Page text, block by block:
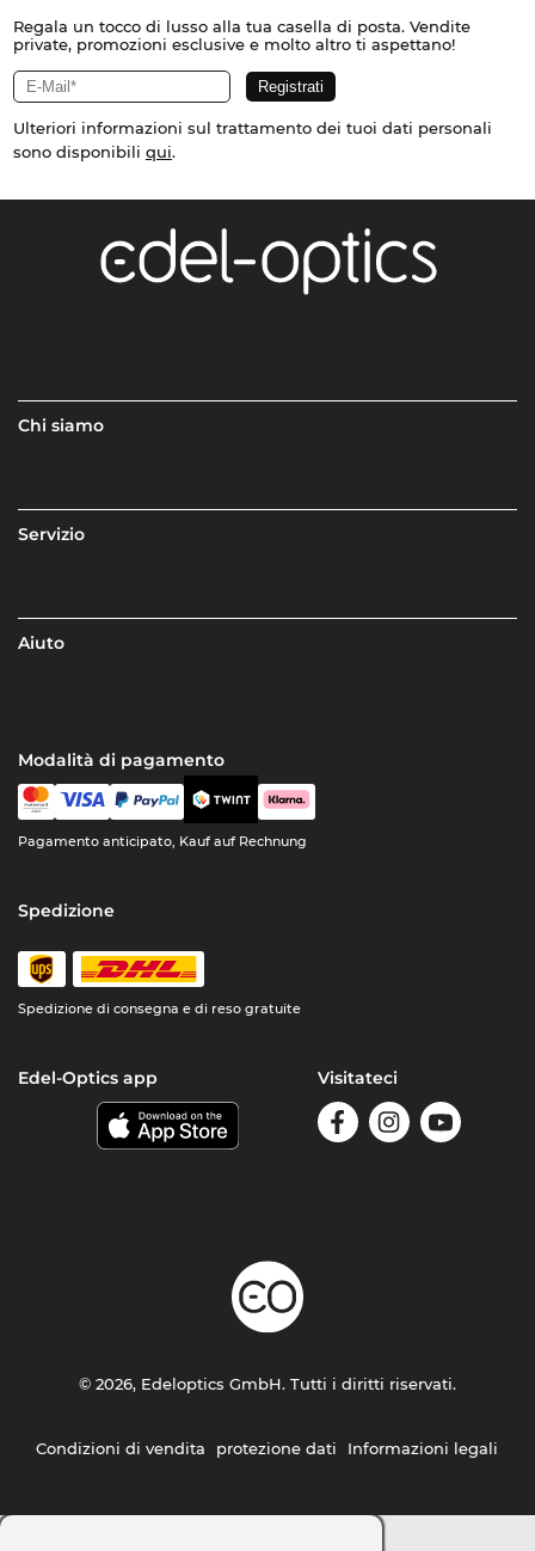
Regala un tocco di lusso alla tua casella di posta. Vendite
private, promozioni esclusive e molto altro ti aspettano!
Ulteriori informazioni sul trattamento dei tuoi dati personali
sono disponibili qui.
Chi siamo
Servizio
Aiuto
Modalità di pagamento
Pagamento anticipato, Kauf auf Rechnung
Spedizione
Spedizione di consegna e di reso gratuite
Edel-Optics app Visitateci
Condizioni di vendita protezione dati Informazioni legali
© 2026, Edeloptics GmbH. Tutti i diritti riservati.